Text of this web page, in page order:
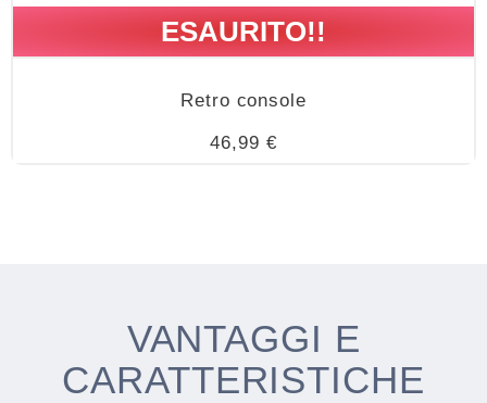
ESAURITO!!
Retro console
46,99 €
VANTAGGI E
CARATTERISTICHE